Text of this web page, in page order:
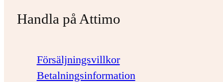
Handla på Attimo
Försäljningsvillkor
Betalningsinformation